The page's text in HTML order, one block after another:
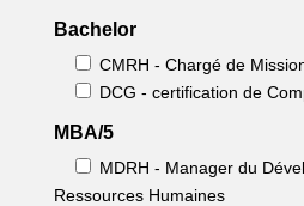
Bachelor
CMRH - Chargé de
DCG - certification de
MBA/5
MDRH - Manager du
Ressources Humaines